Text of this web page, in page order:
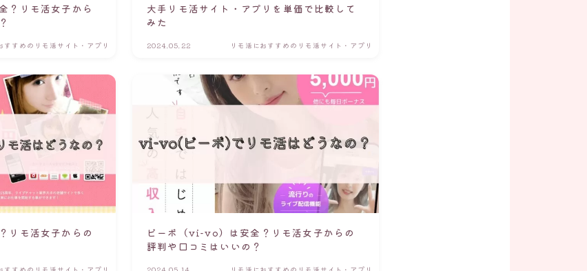
？リモ活女子から
すすめのリモ活サイト・アプリ
大手リモ活サイト・アプリを単価で比較して
みた
2024.05.22 リモ活におすすめのリモ活サイト・アプリ
リモ活女子からの
ビーボ（vi-vo）は安全？リモ活女子からの
評判や口コミはいいの？